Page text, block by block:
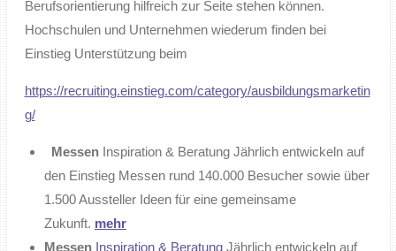
Berufsorientierung hilfreich zur Seite stehen können.
Hochschulen und Unternehmen wiederum finden bei
Einstieg Unterstützung beim
https://recruiting.einstieg.com/category/ausbildungsmarketin
g/
Messen Inspiration & Beratung Jährlich entwickeln auf
den Einstieg Messen rund 140.000 Besucher sowie über
1.500 Aussteller Ideen für eine gemeinsame
Zukunft. mehr
Messen Inspiration & Beratung Jährlich entwickeln auf